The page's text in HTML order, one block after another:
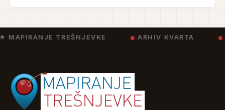
MAPIRANJE TREŠNJEVKE ARHIV KVARTA